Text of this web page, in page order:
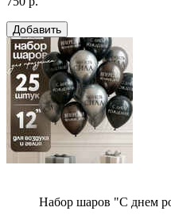
Набор шаров "С днем